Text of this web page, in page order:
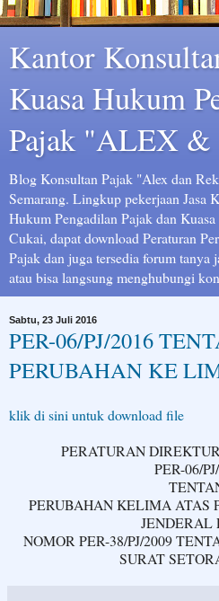
Kantor
Kuasa Hukum
Pajak "ALEX
Blog Konsultan Pajak "Alex dan
Semarang. Lingkup pekerjaan Jasa
Hukum Pengadilan Pajak dan
Cukai, dapat download Peraturan
Pajak dan juga tersedia forum tanya
atau bisa langsung menghubungi
Sabtu, 23 Juli 2016
PER-06/PJ/2016
PERUBAHAN KE
klik di sini untuk download file
PERATURAN
PER-06/
PERUBAHAN KELIMA ATAS
JENDERAL
NOMOR PER-38/PJ/2009
SURAT